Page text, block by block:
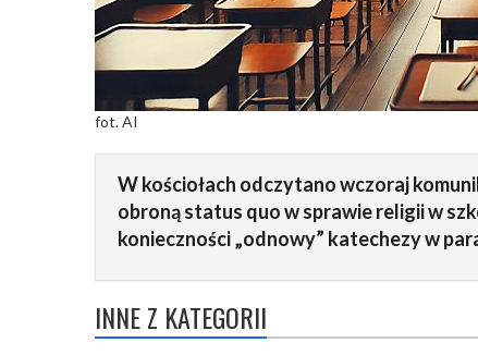
fot. AI
W kościołach odczytano wczoraj
obroną status quo w sprawie religii w
konieczności „odnowy” katechezy w
INNE Z KATEGORII